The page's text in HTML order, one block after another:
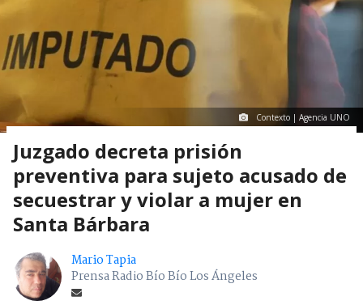
Contexto | Agencia UNO
Juzgado decreta prisión
preventiva para sujeto acusado de
secuestrar y violar a mujer en
Santa Bárbara
Mario Tapia
Prensa Radio Bío Bío Los Ángeles